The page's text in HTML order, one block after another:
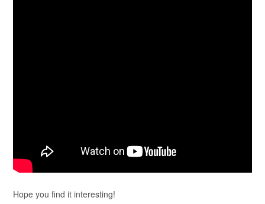
Hope you find it interesting!